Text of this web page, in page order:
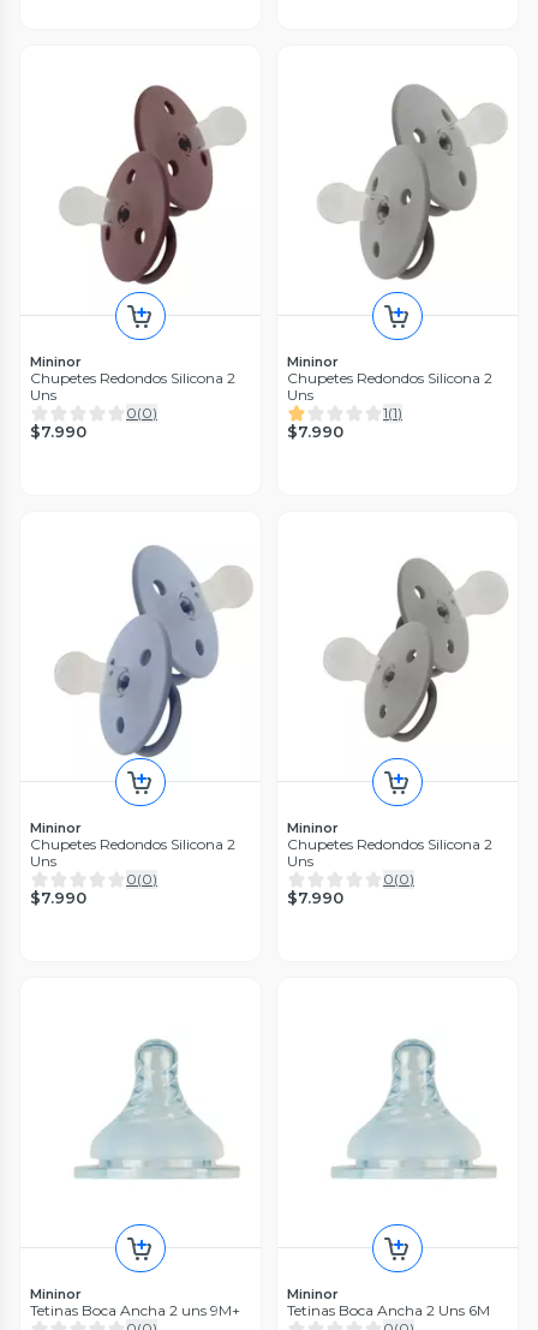
Mininor
Chupetes Redondos Silicona 2
Uns
0(0)
$7.990
Mininor
Chupetes Redondos Silicona 2
Uns
1(1)
$7.990
Mininor
Chupetes Redondos Silicona 2
Uns
0(0)
$7.990
Mininor
Chupetes Redondos Silicona 2
Uns
0(0)
$7.990
Mininor
Tetinas Boca Ancha 2 uns 9M+
Mininor
Tetinas Boca Ancha 2 Uns 6M